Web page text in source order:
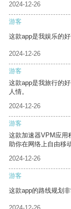
2024-12-26
游客
这款app是我娱乐的
2024-12-26
游客
这款app是我旅行的
人情。
2024-12-26
游客
这款加速器VPM应用
助你在网络上自由移动
2024-12-26
游客
这款app的路线规划